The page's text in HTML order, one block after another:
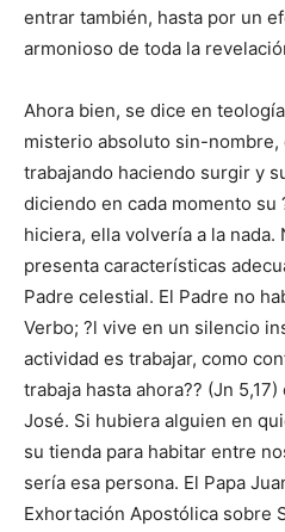
entrar también, hasta por un
armonioso de toda la
Ahora bien, se dice en
misterio absoluto sin-
trabajando haciendo surgir y
diciendo en cada momento su
hiciera, ella volvería a la nada.
presenta características
Padre celestial. El Padre no
Verbo; ?l vive en un silencio
actividad es trabajar, como
trabaja hasta ahora?? (Jn
José. Si hubiera alguien en
su tienda para habitar entre
sería esa persona. El Papa
Exhortación Apostólica sobre